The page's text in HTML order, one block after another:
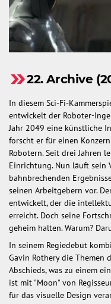
22. Archive
In diesem Sci-Fi-
entwickelt der Roboter-
Jahr 2049 eine künstliche
forscht er für einen
Robotern. Seit drei Jahren
Einrichtung. Nun läuft sein
bahnbrechenden
seinen Arbeitgebern vor.
entwickelt, der die
erreicht. Doch seine
geheim halten. Warum?
In seinem Regiedebüt
Gavin Rothery die
Abschieds, was zu einem
ist mit "Moon" von
für das visuelle Design